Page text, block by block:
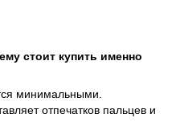
стоит купить именно
минимальными.
отпечатков пальцев и